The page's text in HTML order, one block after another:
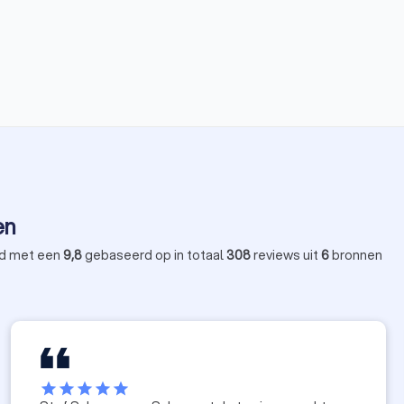
met een9,8gebaseerd op in totaal308reviews uit 6bronnen
star star star star star